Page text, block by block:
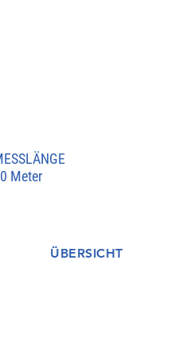
Meter
ÜBERSICHT